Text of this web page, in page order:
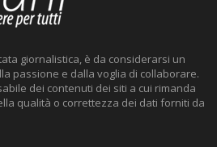
giornalistica, è da considerarsi un
passione e dalla voglia di collaborare.
dei contenuti dei siti a cui rimanda
qualità o correttezza dei dati forniti da